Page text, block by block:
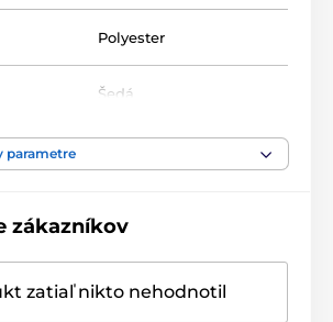
Polyester
Šedá
parametre
zákazníkov
zatiaľ nikto nehodnotil